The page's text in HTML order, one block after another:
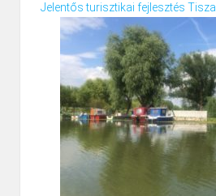
Jelentős turisztikai fejlesztés